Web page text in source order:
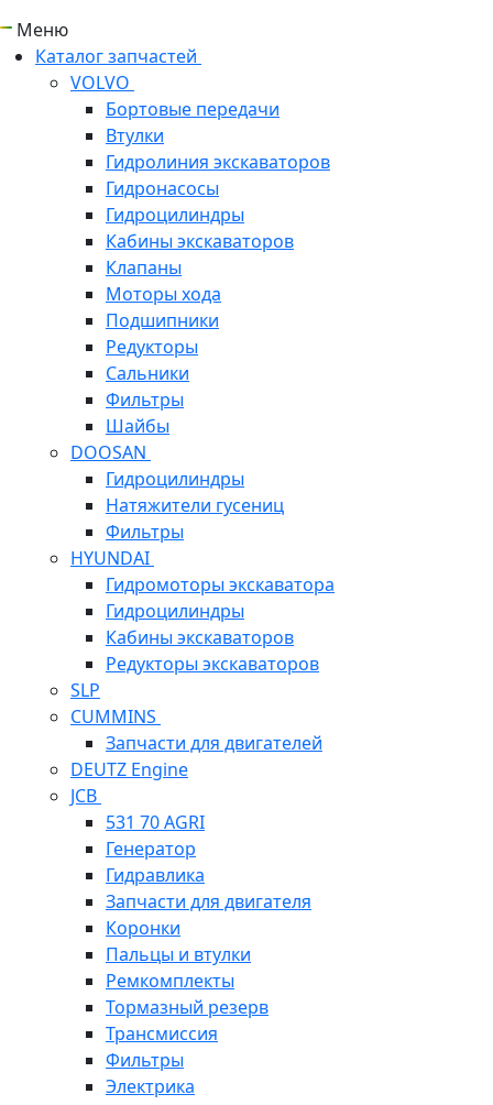
Меню
Каталог запчастей
VOLVO
Бортовые передачи
Втулки
Гидролиния экскаваторов
Гидронасосы
Гидроцилиндры
Кабины экскаваторов
Клапаны
Моторы хода
Подшипники
Редукторы
Сальники
Фильтры
Шайбы
DOOSAN
Гидроцилиндры
Натяжители гусениц
Фильтры
HYUNDAI
Гидромоторы экскаватора
Гидроцилиндры
Кабины экскаваторов
Редукторы экскаваторов
SLP
CUMMINS
Запчасти для двигателей
DEUTZ Engine
JCB
531 70 AGRI
Генератор
Гидравлика
Запчасти для двигателя
Коронки
Пальцы и втулки
Ремкомплекты
Тормазный резерв
Трансмиссия
Фильтры
Электрика